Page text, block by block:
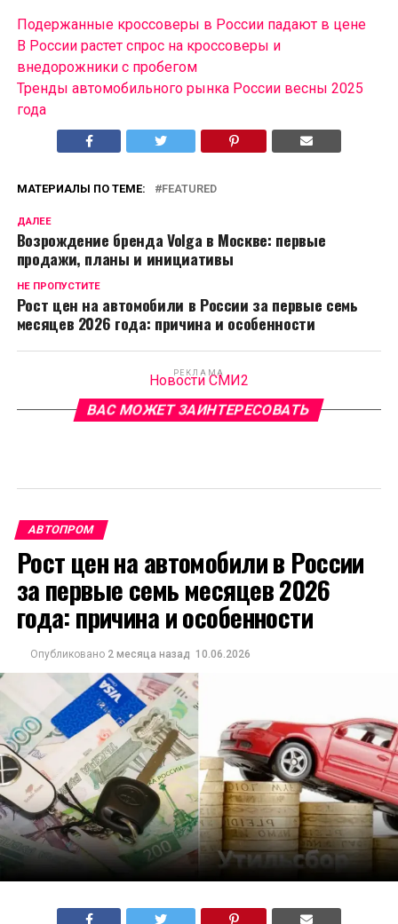
Подержанные кроссоверы в России падают в цене
В России растет спрос на кроссоверы и
внедорожники с пробегом
Тренды автомобильного рынка России весны 2025
года
МАТЕРИАЛЫ ПО ТЕМЕ: FEATURED
ДАЛЕЕ
Возрождение бренда Volga в Москве: первые
продажи, планы и инициативы
НЕ ПРОПУСТИТЕ
Рост цен на автомобили в России за первые семь
месяцев 2026 года: причина и особенности
РЕКЛАМА
Новости СМИ2
ВАС МОЖЕТ ЗАИНТЕРЕСОВАТЬ
АВТОПРОМ
Рост цен на автомобили в России
за первые семь месяцев 2026
года: причина и особенности
Опубликовано 2 месяца назад 10.06.2026